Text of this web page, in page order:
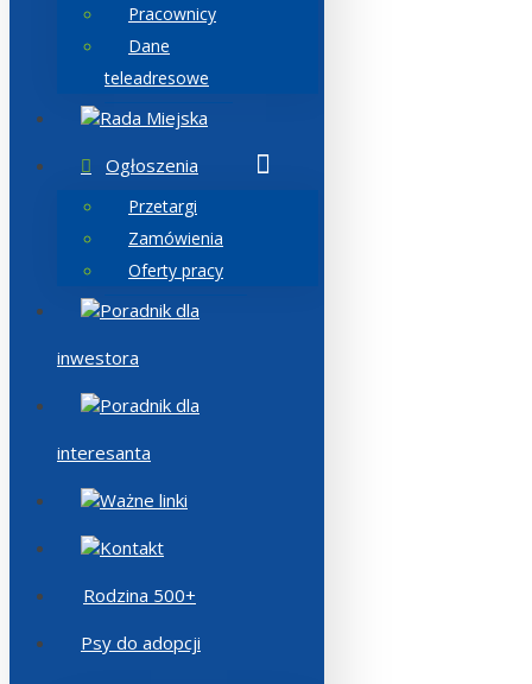
Pracownicy
Dane
teleadresowe
Rada Miejska
Ogłoszenia
Przetargi
Zamówienia
Oferty pracy
Poradnik dla
inwestora
Poradnik dla
interesanta
Ważne linki
Kontakt
Rodzina 500+
Psy do adopcji